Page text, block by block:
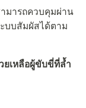
มารถควบคุมผ่าน
ะบบสัมผัสได้ตาม
ยเหลือผู้ขับขี่ที่ล้ำ